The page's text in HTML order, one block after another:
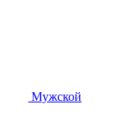
Мужской